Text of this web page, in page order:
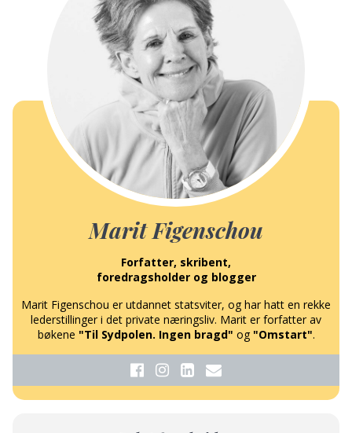
Marit Figenschou
Forfatter, skribent,
foredragsholder og blogger
Marit Figenschou er utdannet statsviter, og har hatt en rekke
lederstillinger i det private næringsliv. Marit er forfatter av
bøkene "Til Sydpolen. Ingen bragd" og "Omstart".